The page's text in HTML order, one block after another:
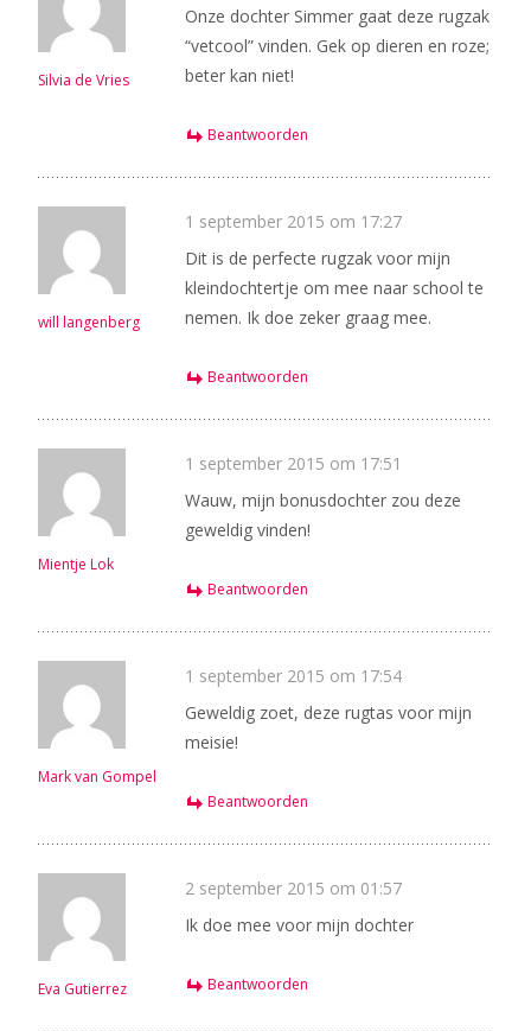
Silvia de Vries
Onze dochter Simmer gaat deze rugzak
“vetcool” vinden. Gek op dieren en roze;
beter kan niet!
Beantwoorden
will langenberg
1 september 2015 om 17:27
Dit is de perfecte rugzak voor mijn
kleindochtertje om mee naar school te
nemen. Ik doe zeker graag mee.
Beantwoorden
Mientje Lok
1 september 2015 om 17:51
Wauw, mijn bonusdochter zou deze
geweldig vinden!
Beantwoorden
Mark van Gompel
1 september 2015 om 17:54
Geweldig zoet, deze rugtas voor mijn
meisie!
Beantwoorden
Eva Gutierrez
2 september 2015 om 01:57
Ik doe mee voor mijn dochter
Beantwoorden